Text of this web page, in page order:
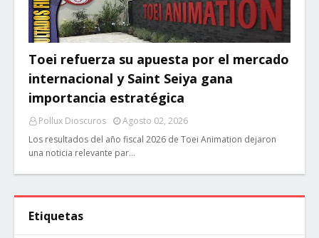
Toei refuerza su apuesta por el mercado
internacional y Saint Seiya gana
importancia estratégica
Pollux Dioscuros
Agosto 02, 2026
Los resultados del año fiscal 2026 de Toei Animation dejaron
una noticia relevante par…
Etiquetas